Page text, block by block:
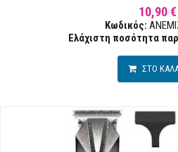
10,90 €
Κωδικός:
Ελάχιστη ποσότητα
ΣΤΟ